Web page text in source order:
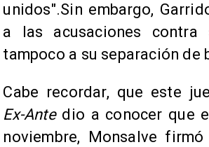
unidos".Sin embargo,
a las acusaciones contra
tampoco a su separación de
Cabe recordar, que este
Ex-Antedio a conocer que
noviembre, Monsalve